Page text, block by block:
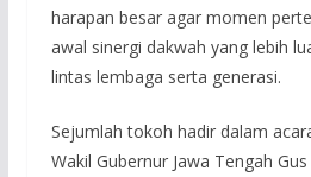
harapan besar agar momen
awal sinergi dakwah yang lebih
lintas lembaga serta generasi.
Sejumlah tokoh hadir dalam
Wakil Gubernur Jawa Tengah